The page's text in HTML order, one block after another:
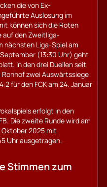
die von Ex-
Auslosung im
können sich die Roten
auf den Zweitliga-
nächsten Liga-Spiel am
(13:30 Uhr) geht
In den drei Duellen seit
zwei Auswärtssiege
für den FCK am 24. Januar
erfolgt in den
Die zweite Runde wird am
2025 mit
Uhr ausgetragen.
Stimmen zum